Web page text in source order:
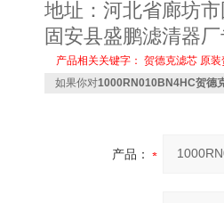
地址：河北省廊坊
固安县盛鹏滤清器
产品相关关键字： 贺德克滤芯 原装
如果你对1000RN010BN4HC贺德
产品：